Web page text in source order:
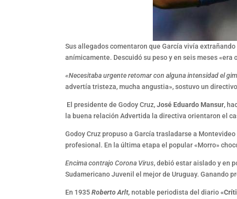
Sus allegados comentaron que García vivía
anímicamente. Descuidó su peso y en seis meses
«Necesitaba urgente retomar con alguna intensidad el
advertía tristeza, mucha angustia», sostuvo un
El presidente de Godoy Cruz,José Eduardo Mansur,
la buena relación Advertida la directiva orientaron el
Godoy Cruz propuso a García trasladarse a
profesional. En la última etapa el popular «Morro»
Encima contrajo Corona Virus, debió estar aislado y en
Sudamericano Juvenil el mejor de Uruguay. Ganando
En 1935Roberto Arlt, notable periodista del diario